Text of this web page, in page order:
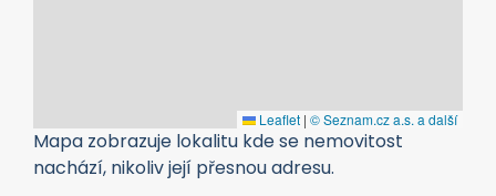
Leaflet | © Seznam.cz a.s. a další
Mapa zobrazuje lokalitu kde se nemovitost
nachází, nikoliv její přesnou adresu.